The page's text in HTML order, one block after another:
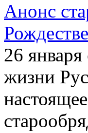
Анонс
26
жизни